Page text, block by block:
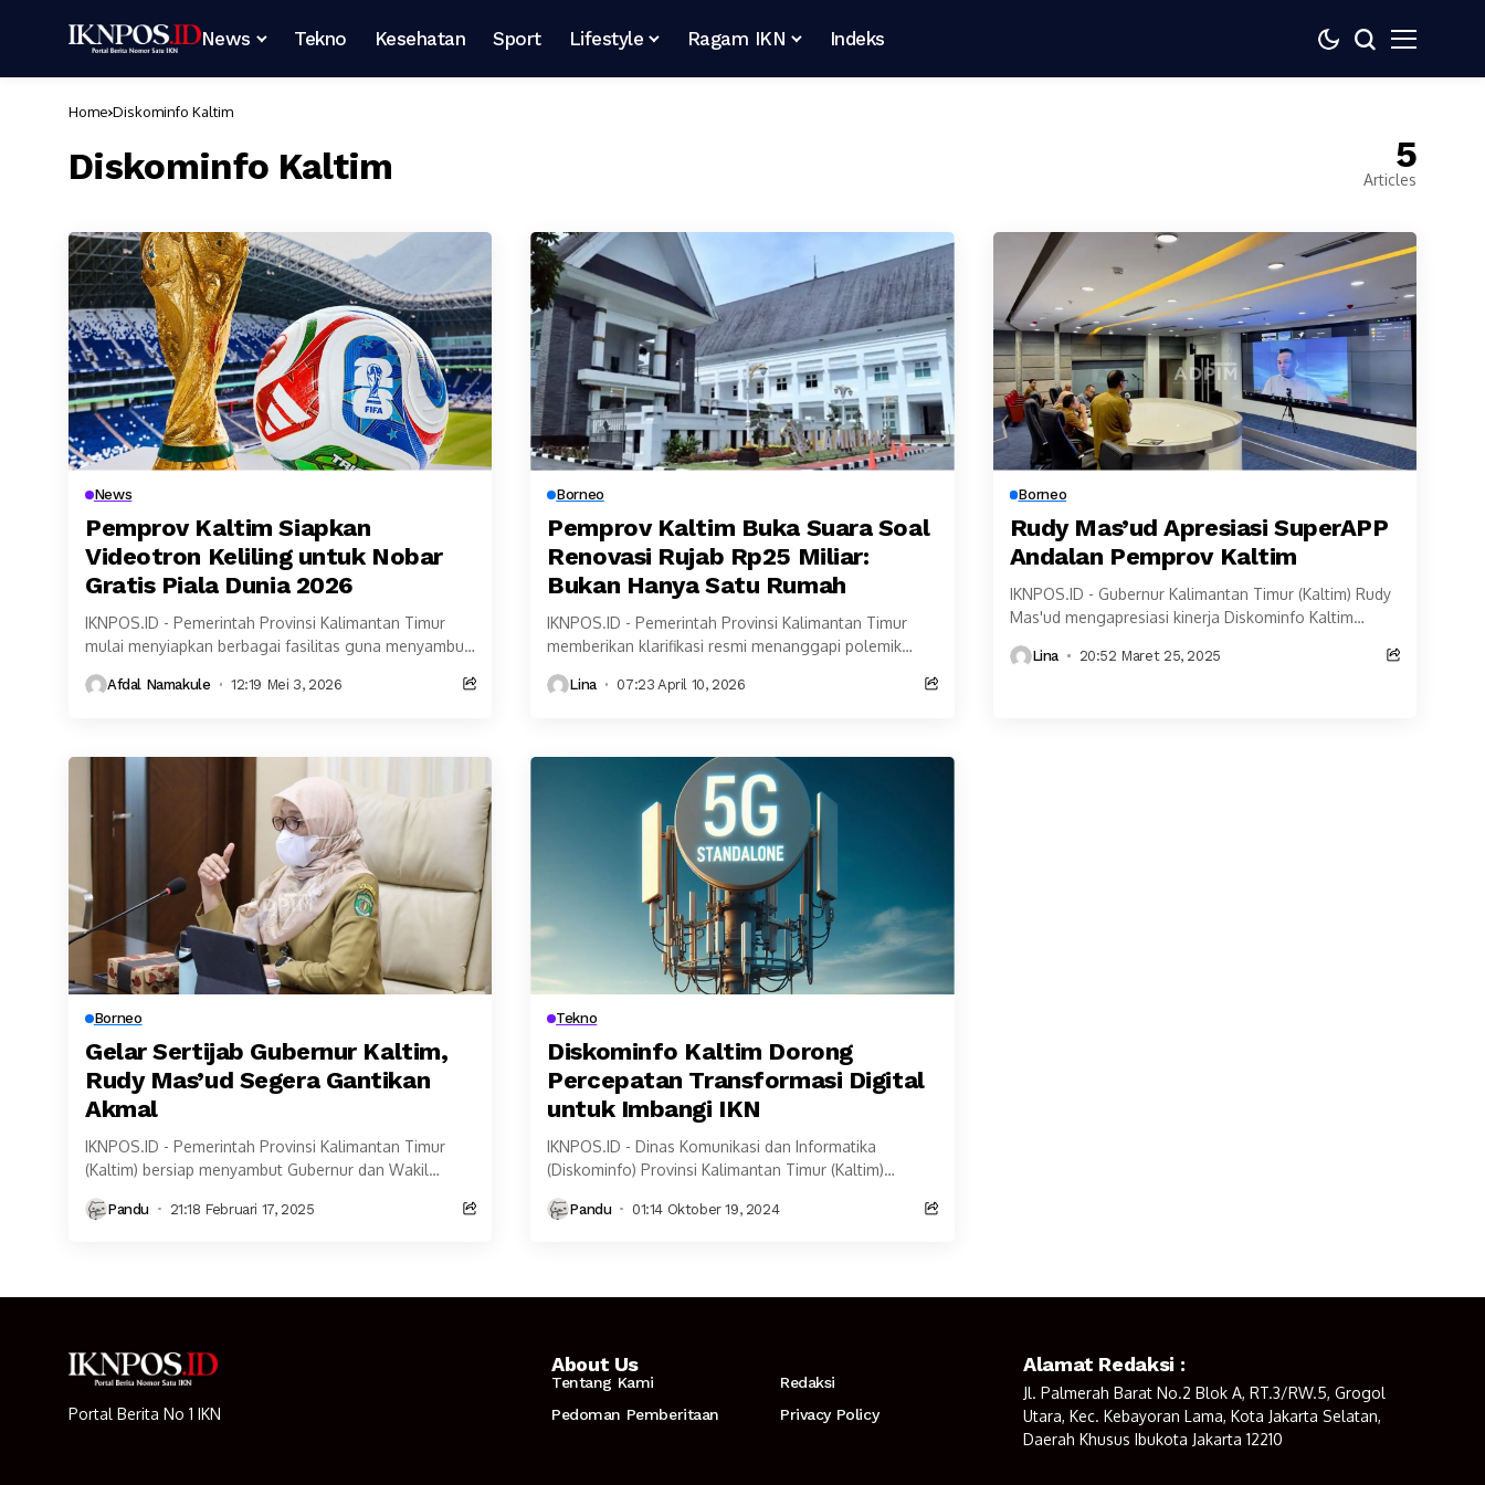
News Tekno Kesehatan Sport Lifestyle Ragam IKN Indeks
Home Diskominfo Kaltim
Diskominfo Kaltim 5
Articles
News
Pemprov Kaltim Siapkan
Videotron Keliling untuk Nobar
Gratis Piala Dunia 2026
IKNPOS.ID - Pemerintah Provinsi Kalimantan Timur
mulai menyiapkan berbagai fasilitas guna menyambut
2026. Salah satu langkah yang...
Afdal Namakule 12:19 Mei 3, 2026
Borneo
Pemprov Kaltim Buka Suara Soal
Renovasi Rujab Rp25 Miliar:
Bukan Hanya Satu Rumah
IKNPOS.ID - Pemerintah Provinsi Kalimantan Timur
memberikan klarifikasi resmi menanggapi polemik
dan Wakil Gubernur Kaltim yang menyentuh...
Lina 07:23 April 10, 2026
Borneo
Rudy Mas’ud Apresiasi SuperAPP
Andalan Pemprov Kaltim
IKNPOS.ID - Gubernur Kalimantan Timur (Kaltim) Rudy
Mas'ud mengapresiasi kinerja Diskominfo Kaltim
masyarakat. Beberapa program aplikasi yang...
Lina 20:52 Maret 25, 2025
Borneo
Gelar Sertijab Gubernur Kaltim,
Rudy Mas’ud Segera Gantikan
Akmal
IKNPOS.ID - Pemerintah Provinsi Kalimantan Timur
(Kaltim) bersiap menyambut Gubernur dan Wakil
Mas'ud dan Seno Aji. Keduanya...
Pandu 21:18 Februari 17, 2025
Tekno
Diskominfo Kaltim Dorong
Percepatan Transformasi Digital
untuk Imbangi IKN
IKNPOS.ID - Dinas Komunikasi dan Informatika
(Diskominfo) Provinsi Kalimantan Timur (Kaltim)
digital untuk mengimbangi perkembangan di Ibu Kota
Pandu 01:14 Oktober 19, 2024
Portal Berita No 1 IKN
About Us
Tentang Kami
Redaksi
Pedoman Pemberitaan
Privacy Policy
Alamat Redaksi :
Jl. Palmerah Barat No.2 Blok A, RT.3/RW.5, Grogol
Utara, Kec. Kebayoran Lama, Kota Jakarta Selatan,
Daerah Khusus Ibukota Jakarta 12210